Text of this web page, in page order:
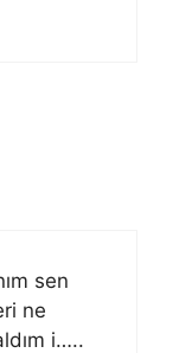
sen
ne
i…..